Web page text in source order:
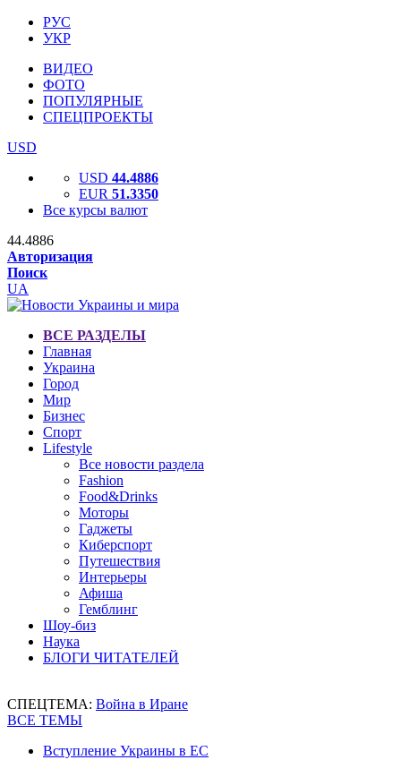
РУС
УКР
ВИДЕО
ФОТО
ПОПУЛЯРНЫЕ
СПЕЦПРОЕКТЫ
USD
USD 44.4886
EUR 51.3350
Все курсы валют
44.4886
Авторизация
Поиск
UA
ВСЕ РАЗДЕЛЫ
Главная
Украина
Город
Мир
Бизнес
Спорт
Lifestyle
Все новости раздела
Fashion
Food&Drinks
Моторы
Гаджеты
Киберспорт
Путешествия
Интерьеры
Афиша
Гемблинг
Шоу-биз
Наука
БЛОГИ ЧИТАТЕЛЕЙ
СПЕЦТЕМА: Война в Иране
ВСЕ ТЕМЫ
Вступление Украины в ЕС